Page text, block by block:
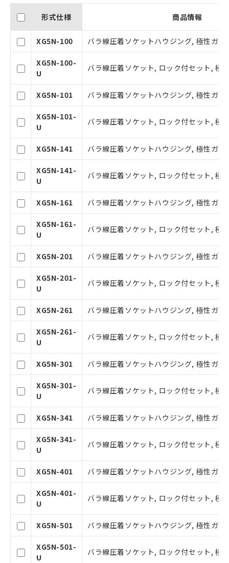
形式仕様 商品情報
XG5N-100 バラ線圧着ソケットハウジング, 極性ガ
XG5N-100-
U
バラ線圧着ソケット, ロック付セット, 極
XG5N-101 バラ線圧着ソケットハウジング, 極性ガ
XG5N-101-
U
バラ線圧着ソケット, ロック付セット, 極
XG5N-141 バラ線圧着ソケットハウジング, 極性ガ
XG5N-141-
U
バラ線圧着ソケット, ロック付セット, 極
XG5N-161 バラ線圧着ソケットハウジング, 極性ガ
XG5N-161-
U
バラ線圧着ソケット, ロック付セット, 極
XG5N-201 バラ線圧着ソケットハウジング, 極性ガ
XG5N-201-
U
バラ線圧着ソケット, ロック付セット, 極
XG5N-261 バラ線圧着ソケットハウジング, 極性ガ
XG5N-261-
U
バラ線圧着ソケット, ロック付セット, 極
XG5N-301 バラ線圧着ソケットハウジング, 極性ガ
XG5N-301-
U
バラ線圧着ソケット, ロック付セット, 極
XG5N-341 バラ線圧着ソケットハウジング, 極性ガ
XG5N-341-
U
バラ線圧着ソケット, ロック付セット, 極
XG5N-401 バラ線圧着ソケットハウジング, 極性ガ
XG5N-401-
U
バラ線圧着ソケット, ロック付セット, 極
XG5N-501 バラ線圧着ソケットハウジング, 極性ガ
XG5N-501-
U
バラ線圧着ソケット, ロック付セット, 極
記
説明
○ 一定数以上の在庫あり
△ 一定数には満たないが在庫あり
たはお客様担当のオムロン制御
認ください)
空
受注生産機種、また在庫状況の
情報を公開していない機種
ご利用条件
以下の条件をお読みいただき、同意のうえ
ご利用ください。
本サービスは、当社制御機器事業取扱
商品の当社在庫状況および標準価格(税
抜)を提供させていただくものです。
当社制御機器事業取扱商品の中には、
本サービスの対象外となる商品もある
ことをご了承ください。
在庫状況および標準価格照会結果は、
記載している更新日時点での社内デー
タに基づき作成されるものであり、閲
覧された時点での実際の在庫および標
準価格とは異なる場合があることをご
了承ください。
正式な納期状況および標準価格はお客
様のお取引先、またはお客様担当のオ
ムロン制御機器販売店・当社販売員に
ご相談ください。
オムロン制御機器販売店や当社販売拠
点は「販売ネットワーク
」をご確認
ください。
在庫状況および標準価格結果を当社の
事前の承諾なく第三者に漏洩または開
示しないようお願いします。
マイパーツ機能（部品リスト作成サー
ビス）をご利用いただくには、I-Web
メンバーズにご登録されている必要が
あります。
お客様が当ウェブサイト上で当社にご
登録された部品リストについて、当社
および当社の共同利用者が、当社の製
品・サービスに関するお客様との取
引・商談に必要な範囲で利用すること
をご了承ください。
※当社の共同利用者とは、"個人情報
の共同利用に関して"
の「1.共同利
用者の範囲」に記載されている法人を
指します。